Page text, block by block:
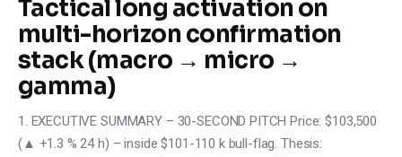
Tactical long activation on
multi-horizon confirmation
stack (macro → micro →
gamma)
1. EXECUTIVE SUMMARY – 30-SECOND PITCH Price: $103,500
(▲ +1.3 % 24 h) – inside $101-110 k bull-flag. Thesis: